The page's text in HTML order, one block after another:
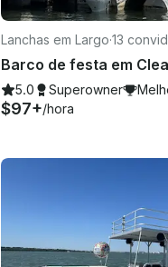
Lanchas em Largo·13
5.0 Superowner
$97+/hora